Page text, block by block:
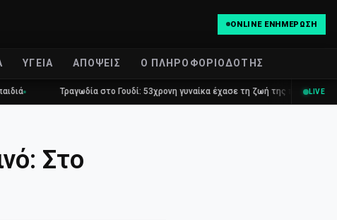
ONLINE ΕΝΗΜΈΡΩΣΗ
ΥΓΕΊΑ ΑΠΌΨΕΙΣ Ο ΠΛΗΡΟΦΟΡΙΟΔΌΤΗΣ
στο Γουδί: 53χρονη γυναίκα έχασε τη ζωή της πέφτοντας στο κενό από
LIVE
Στο